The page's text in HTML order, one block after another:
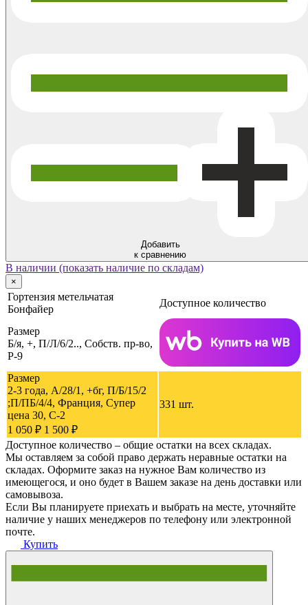
Добавить
к сравнению
В наличии (показать наличие по складам)
×
Гортензия метельчатая
Бонфайер
Доступное количество
Размер
Б/я, +, П/Л/6/2.., Собств. пр-во,
P-9
Размер
2-3 года, A/28/1, +бг, П/Б/15/2
;П/ПБ/4/4, Франция, Супер
цена 30, C-2
1 050 ₽ 1 500 ₽
331 шт.
Доступное количество – общие остатки на всех складах.
Мы оставляем за собой право держать неравные остатки на
складах. Оформите заказ на нужное Вам количество из
имеющегося, и оно будет в Вашем заказе на день доставки или
самовывоза.
Если Вы планируете приехать и выбрать на месте, уточняйте
наличие у наших менеджеров по телефону или электронной
почте.
Купить